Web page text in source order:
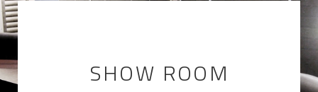
SHOW ROOM